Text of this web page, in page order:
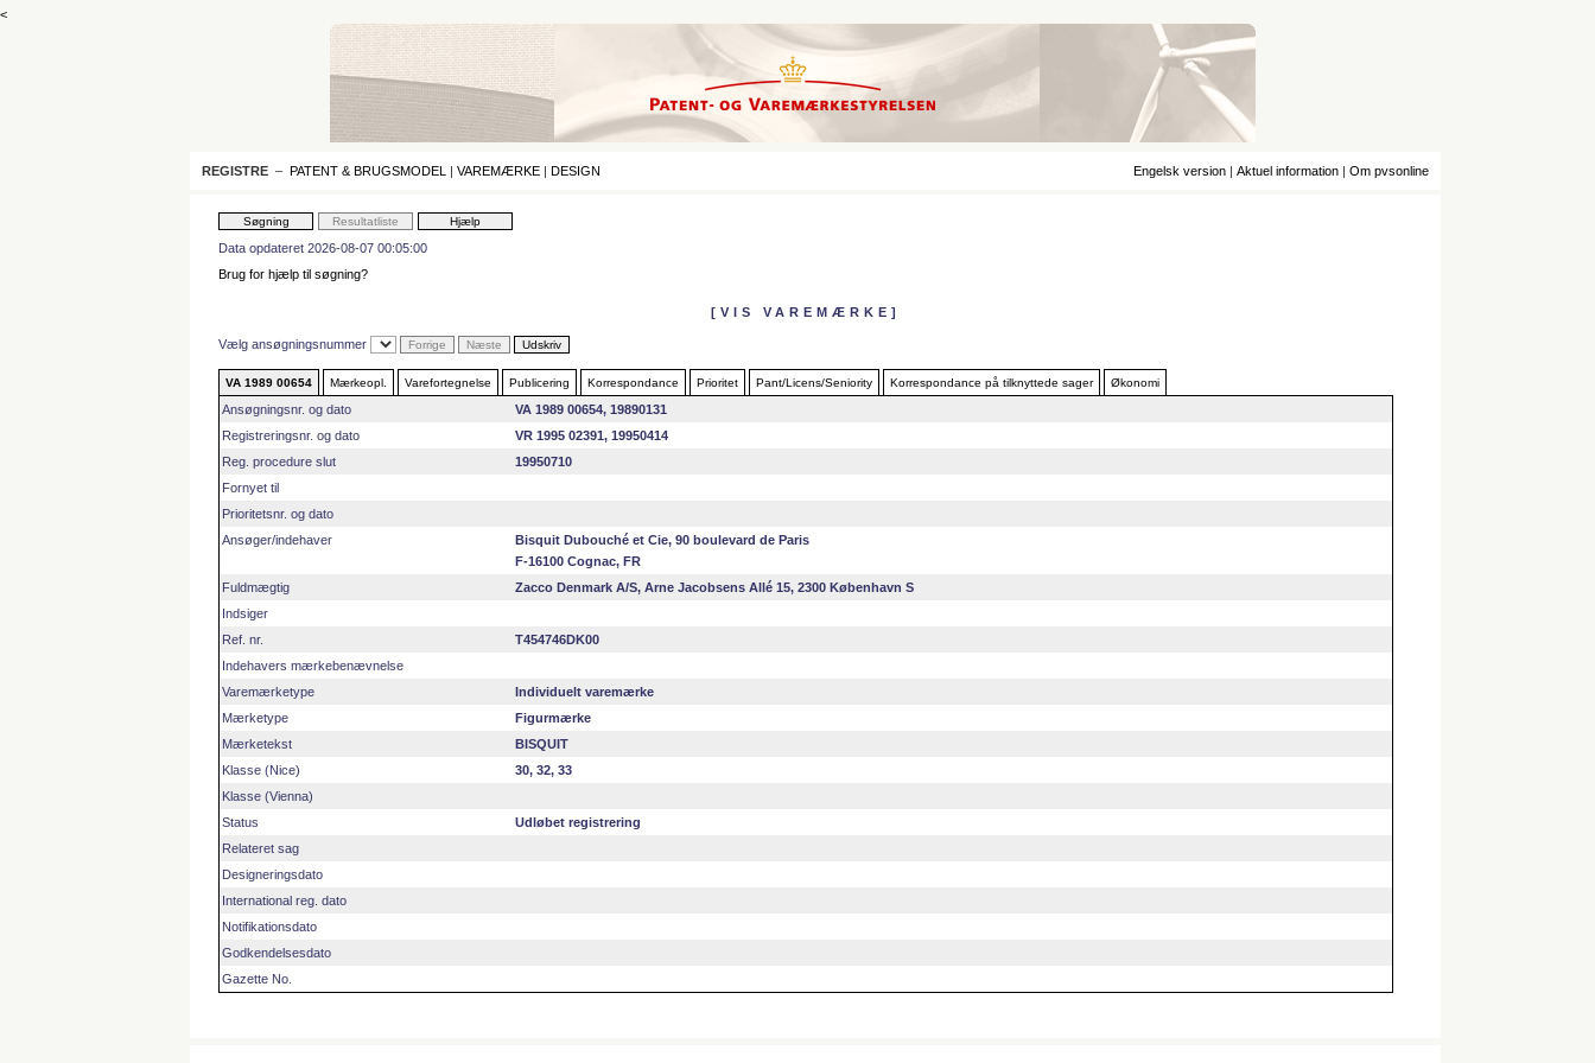
<
Engelsk version | Aktuel information | Om pvsonline
REGISTRE – PATENT & BRUGSMODEL | VAREMÆRKE | DESIGN
Data opdateret 2026-08-07 00:05:00
Brug for hjælp til søgning?
[VIS VAREMÆRKE]
Vælg ansøgningsnummer
VA 1989 00654 Mærkeopl. Varefortegnelse Publicering Korrespondance Prioritet Pant/Licens/Seniority Korrespondance på tilknyttede sager Økonomi
Ansøgningsnr. og dato
VA 1989 00654, 19890131
Registreringsnr. og dato
VR 1995 02391, 19950414
Reg. procedure slut
19950710
Fornyet til
Prioritetsnr. og dato
Ansøger/indehaver
Bisquit Dubouché et Cie, 90 boulevard de Paris
F-16100 Cognac, FR
Fuldmægtig
Zacco Denmark A/S, Arne Jacobsens Allé 15, 2300 København S
Indsiger
Ref. nr.
T454746DK00
Indehavers mærkebenævnelse
Varemærketype
Individuelt varemærke
Mærketype
Figurmærke
Mærketekst
BISQUIT
Klasse (Nice)
30, 32, 33
Klasse (Vienna)
Status
Udløbet registrering
Relateret sag
Designeringsdato
International reg. dato
Notifikationsdato
Godkendelsesdato
Gazette No.